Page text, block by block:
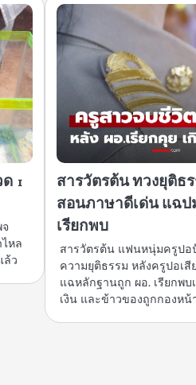
1
หล
ล้ว
สารวัตรต้น ทวงยุติธ
สอนภาษาดีเด่น แฉป
เรียกพบ
สารวัตรต้น แฟนหนุ่มครูปอ
ความยุติธรรม หลังครูปอเ
แฉหลักฐานถูก ผอ. เรียกพบ
เงิน และข้าวของถูกกองหน้